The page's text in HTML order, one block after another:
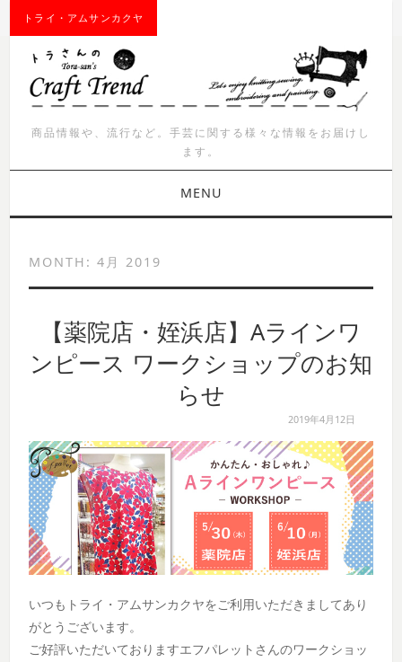
トライ・アムサンカクヤ
商品情報や、流行など。手芸に関する様々な情報をお届けし
ます。
MENU
商品紹介
イベント
ワークショップ
MONTH:4月 2019
【薬院店・姪浜店】Aラインワ
ンピース ワークショップのお知
らせ
2019年4月12日
いつもトライ・アムサンカクヤをご利用いただきましてあり
がとうございます。
ご好評いただいておりますエフパレットさんのワークショッ